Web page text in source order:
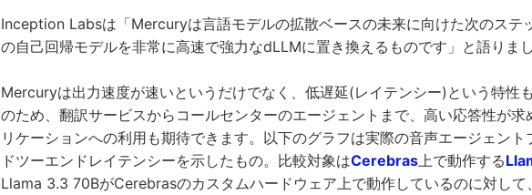
Inception Labsは「Mercuryは言語モデルの拡散ベースの未来に向けた次のステ
の自己回帰モデルを非常に高速で強力なdLLMに置き換えるものです」と語りま
Mercuryは出力速度が速いというだけでなく、低遅延(レイテンシー)という特性
のため、翻訳サービスからコールセンターのエージェントまで、高い応答性が求
リケーションへの利用も期待できます。以下のグラフは実際の音声エージェント
ドツーエンドレイテンシーを示したもの。比較対象はCerebras 上で動作する
Llama 3.3 70BがCerebrasのカスタムハードウェア上で動作しているのに対し